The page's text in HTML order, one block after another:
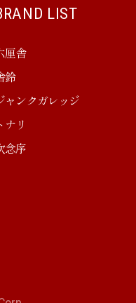
LIST
厘舎
鈴
ャンクガレッジ
ナリ
念序